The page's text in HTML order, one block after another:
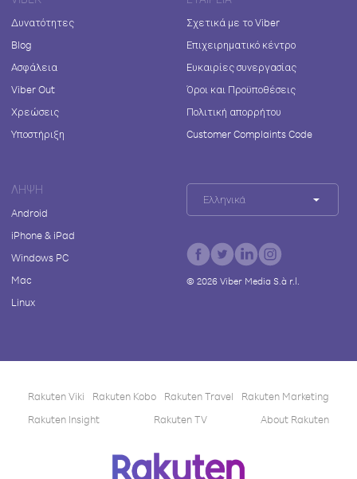
Δυνατότητες
Blog
Ασφάλεια
Viber Out
Χρεώσεις
Υποστήριξη
Σχετικά με το Viber
Επιχειρηματικό κέντρο
Ευκαιρίες συνεργασίας
Όροι και Προϋποθέσεις
Πολιτική απορρήτου
Customer Complaints Code
ΛΉΨΗ
Android
iPhone & iPad
Windows PC
Mac
Linux
Ελληνικά
© 2026Viber Media S.à r.l.
Rakuten Viki Rakuten Kobo Rakuten Travel
Rakuten Marketing
Rakuten Insight
Rakuten TV About Rakuten